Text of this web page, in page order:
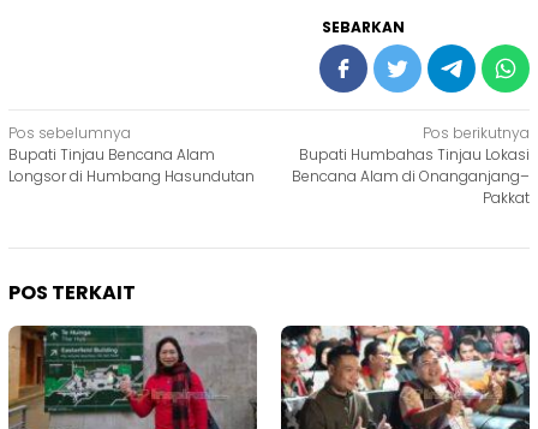
SEBARKAN
Navigasi
pos
Pos sebelumnya
Bupati Tinjau Bencana Alam
Longsor di Humbang Hasundutan
Pos berikutnya
Bupati Humbahas Tinjau Lokasi
Bencana Alam di Onanganjang–
Pakkat
POS TERKAIT